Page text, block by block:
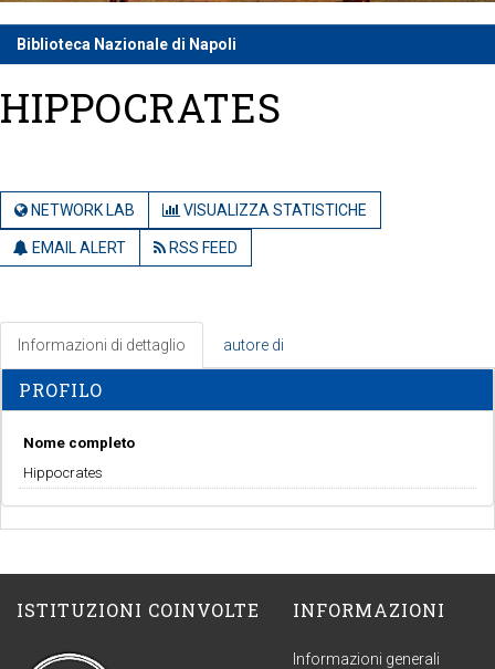
Biblioteca Nazionale di Napoli
HIPPOCRATES
NETWORK LAB VISUALIZZA STATISTICHE
EMAIL ALERT RSS FEED
Informazioni di dettaglio autore di
PROFILO
Nome completo
Hippocrates
ISTITUZIONI COINVOLTE INFORMAZIONI
Informazioni generali